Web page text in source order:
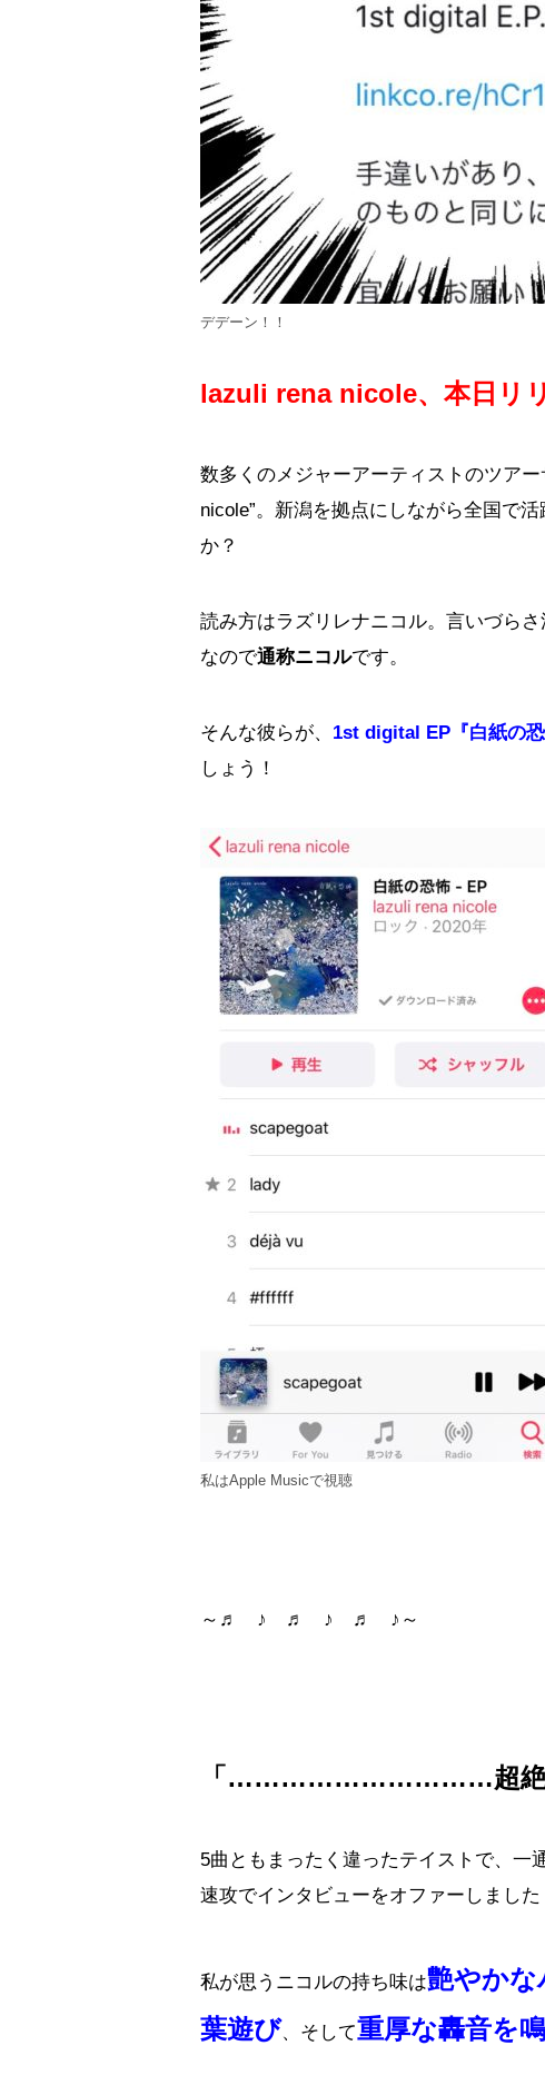
デデーン！！
lazuli rena nicole、本日リ
数多くのメジャーアーティストのツア
nicole”。新潟を拠点にしながら全国で
か？
読み方はラズリレナニコル。言いづら
なので通称ニコルです。
そんな彼らが、 1st digital EP『白紙の
しょう！
私はApple Musicで視聴
～♬ ♪ ♬ ♪ ♬ ♪～
「…………………………超絶好
5曲ともまったく違ったテイストで、
速攻でインタビューをオファーしました
私が思うニコルの持ち味は艶やか
葉遊び、そして重厚な轟音を